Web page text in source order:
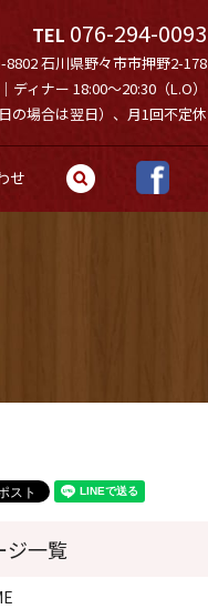
TEL 076-294-0093
8802 石川県野々市市押野2-178
ィナー 18:00～20:30（L.O）
の場合は翌日）、月1回不定休
せ
search